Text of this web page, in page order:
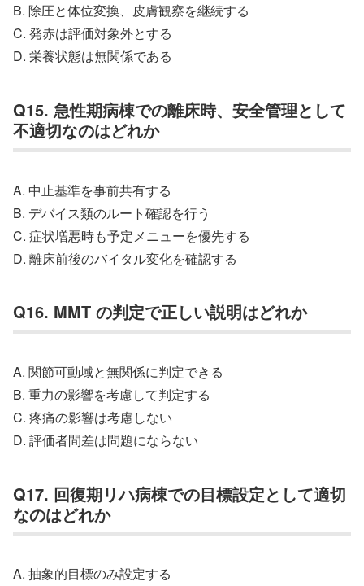
B. 除圧と体位変換、皮膚観察を継続する
C. 発赤は評価対象外とする
D. 栄養状態は無関係である
Q15. 急性期病棟での離床時、安全管理として
不適切なのはどれか
A. 中止基準を事前共有する
B. デバイス類のルート確認を行う
C. 症状増悪時も予定メニューを優先する
D. 離床前後のバイタル変化を確認する
Q16. MMT の判定で正しい説明はどれか
A. 関節可動域と無関係に判定できる
B. 重力の影響を考慮して判定する
C. 疼痛の影響は考慮しない
D. 評価者間差は問題にならない
Q17. 回復期リハ病棟での目標設定として適切
なのはどれか
A. 抽象的目標のみ設定する